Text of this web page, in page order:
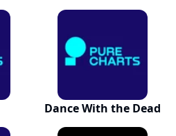
Dance With the Dead